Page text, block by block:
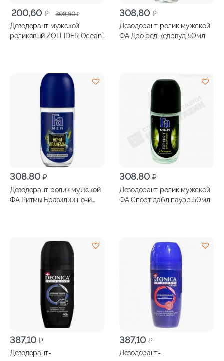
308,60₽
Первоначальная
цена
составляла
200,60 ₽
Текущая
цена:
200,60 ₽.
Дезодорант мужской
роликовый ZOLLIDER Ocean
308,80 ₽
Дезодорант ролик мужской
ФА Дэо ред кедрвуд 50мл
308,80 ₽
Дезодорант ролик мужской
ФА Ритмы Бразилии ночи
308,80 ₽
Дезодорант ролик мужской
ФА Спорт дабл пауэр 50мл
387,10 ₽
Дезодорант-
387,10 ₽
Дезодорант-